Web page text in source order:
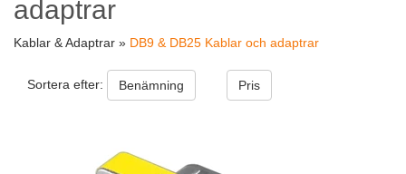
adaptrar
Kablar & Adaptrar » DB9 & DB25 Kablar och adaptrar
Sortera efter: Benämning Pris